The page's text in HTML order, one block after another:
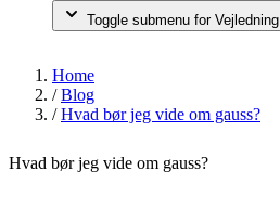
Toggle submenu for Vejledning
Home
/ Blog
/ Hvad bør jeg vide om gauss?
Hvad bør jeg vide om gauss?